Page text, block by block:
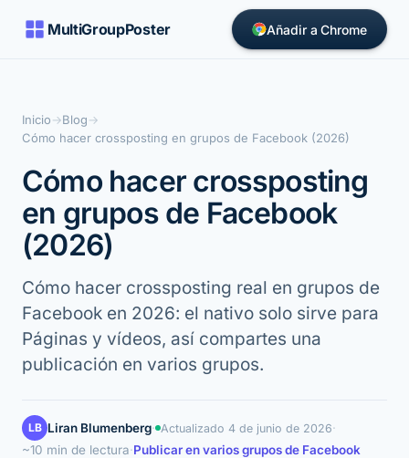
MultiGroupPoster Añadir a Chrome
Inicio→Blog→
Cómo hacer crossposting en grupos de Facebook (2026)
Cómo hacer crossposting
en grupos de Facebook
(2026)
Cómo hacer crossposting real en grupos de
Facebook en 2026: el nativo solo sirve para
Páginas y vídeos, así compartes una
publicación en varios grupos.
LB Liran Blumenberg· Actualizado 4 de junio de 2026·
~10 min de lectura·Publicar en varios grupos de Facebook